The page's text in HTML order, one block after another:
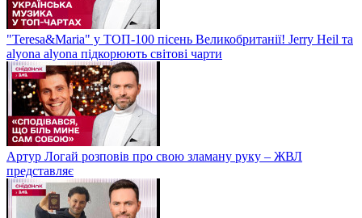
"Teresa&Maria" у ТОП-100 пісень Великобританії! Jerry Heil та
alyona alyona підкорюють світові чарти
Артур Логай розповів про свою зламану руку – ЖВЛ
представляє